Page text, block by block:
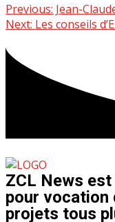
Previous: Jean-
Next: Les conseils
ZCL News
pour vocation
projets tous